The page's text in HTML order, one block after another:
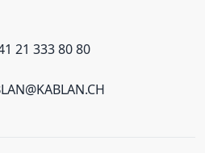
21 333 80 80